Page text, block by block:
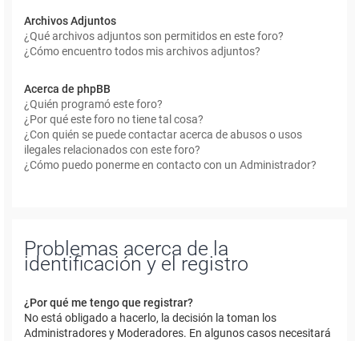
Archivos Adjuntos
¿Qué archivos adjuntos son permitidos en este foro?
¿Cómo encuentro todos mis archivos adjuntos?
Acerca de phpBB
¿Quién programó este foro?
¿Por qué este foro no tiene tal cosa?
¿Con quién se puede contactar acerca de abusos o usos
ilegales relacionados con este foro?
¿Cómo puedo ponerme en contacto con un Administrador?
Problemas acerca de la
identificación y el registro
¿Por qué me tengo que registrar?
No está obligado a hacerlo, la decisión la toman los
Administradores y Moderadores. En algunos casos necesitará